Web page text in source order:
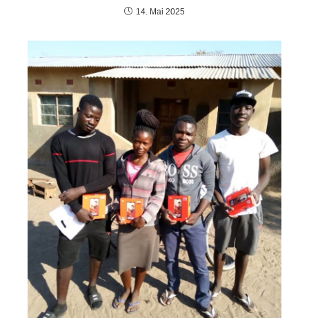
14. Mai 2025